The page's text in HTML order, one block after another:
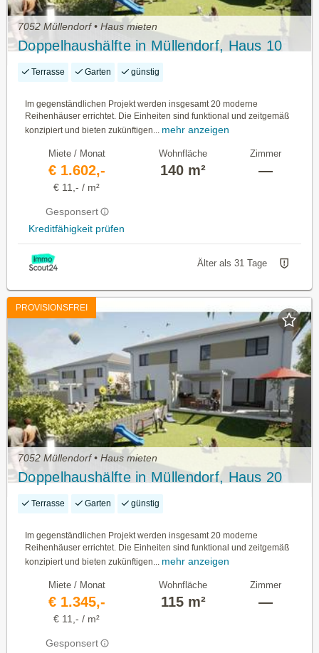
7052 Müllendorf • Haus mieten
Doppelhaushälfte in Müllendorf, Haus 10
Terrasse Garten günstig
Im gegenständlichen Projekt werden insgesamt 20 moderne
Reihenhäuser errichtet. Die Einheiten sind funktional und zeitgemäß
konzipiert und bieten zukünftigen... mehr anzeigen
Miete / Monat
€ 1.602,-
€ 11,- / m²
Gesponsert
Kreditfähigkeit prüfen
Wohnfläche
140 m²
Zimmer
—
Älter als 31 Tage
PROVISIONSFREI
7052 Müllendorf • Haus mieten
Doppelhaushälfte in Müllendorf, Haus 20
Terrasse Garten günstig
Im gegenständlichen Projekt werden insgesamt 20 moderne
Reihenhäuser errichtet. Die Einheiten sind funktional und zeitgemäß
konzipiert und bieten zukünftigen...
mehr anzeigen
Miete / Monat
€ 1.345,-
€ 11,- / m²
Gesponsert
Wohnfläche
115 m²
Zimmer
—